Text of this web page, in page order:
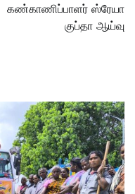
கண்காணிப்பாளர் ஸ்ரேயா
குப்தா ஆய்வு